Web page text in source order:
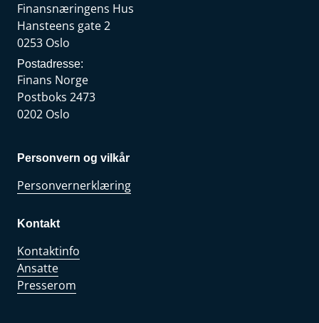
Finansnæringens Hus
Hansteens gate 2
0253 Oslo
Postadresse:
Finans Norge
Postboks 2473
0202 Oslo
Personvern og vilkår
Personvernerklæring
Kontakt
Kontaktinfo
Ansatte
Presserom